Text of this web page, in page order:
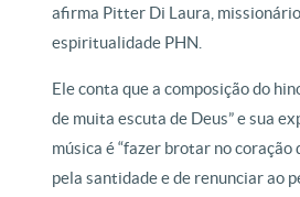
afirma Pitter Di Laura,
espiritualidade PHN.
Ele conta que a composição do
de muita escuta de Deus” e sua
música é “fazer brotar no coração
pela santidade e de renunciar ao